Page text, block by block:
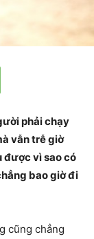
phải chạy
vẫn trễ giờ
được vì sao có
bao giờ đi
cũng chẳng